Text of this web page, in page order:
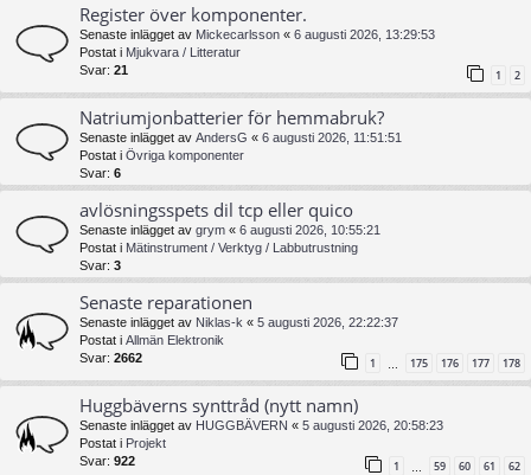
Register över komponenter.
Senaste inlägget av Mickecarlsson « 6 augusti 2026, 13:29:53
Postat i Mjukvara / Litteratur
Svar: 21 1 2
Natriumjonbatterier för hemmabruk?
Senaste inlägget av AndersG « 6 augusti 2026, 11:51:51
Postat i Övriga komponenter
Svar: 6
avlösningsspets dil tcp eller quico
Senaste inlägget av grym « 6 augusti 2026, 10:55:21
Postat i Mätinstrument / Verktyg / Labbutrustning
Svar: 3
Senaste reparationen
Senaste inlägget av Niklas-k « 5 augusti 2026, 22:22:37
Postat i Allmän Elektronik
Svar: 2662 1 175 176 177 178
Huggbäverns synttråd (nytt namn)
Senaste inlägget av HUGGBÄVERN « 5 augusti 2026, 20:58:23
Postat i Projekt
Svar: 922 1 59 60 61 62